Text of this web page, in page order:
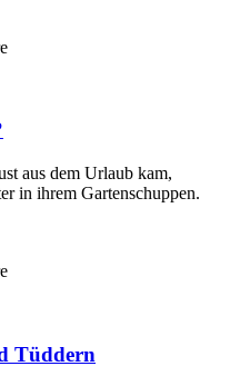
aus dem Urlaub kam,
in ihrem Gartenschuppen.
Tüddern